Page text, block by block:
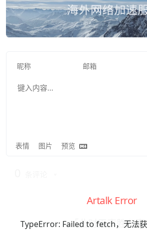
表情 图片 预览
「此时无声胜有
Artalk Error
TypeError: Failed to fetch，无法